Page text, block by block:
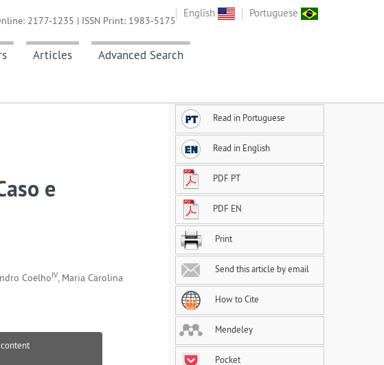
English Portuguese
Articles Advanced Search
2177-1235 | ISSN Print: 1983-5175
e
CoelhoIV, Maria Carolina
Read in Portuguese
Read in English
PDF PT
PDF EN
Print
Send this article by email
How to Cite
Mendeley
Pocket